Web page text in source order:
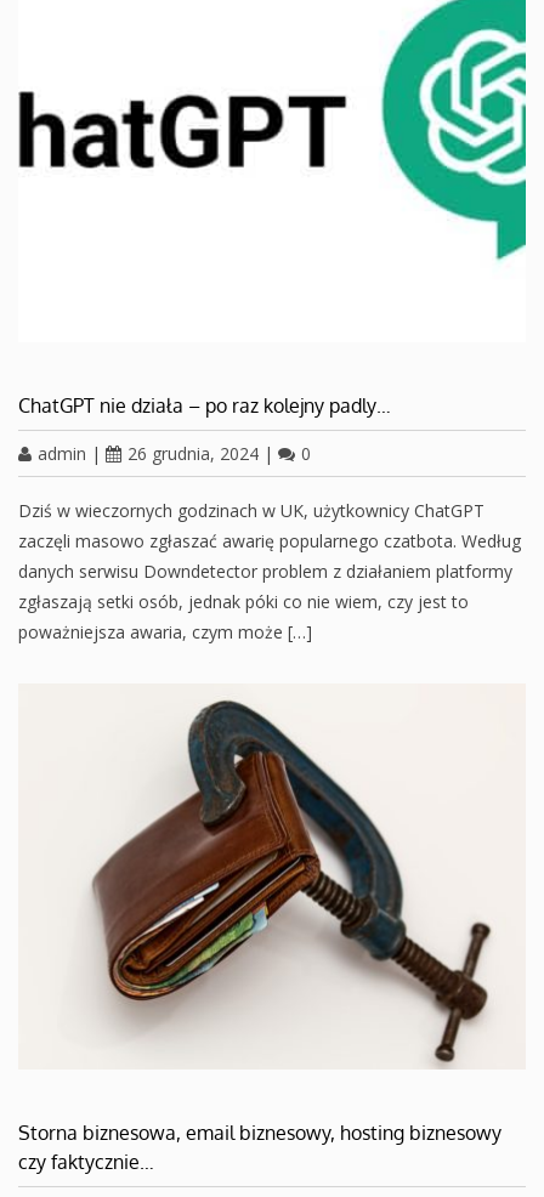
ChatGPT nie działa – po raz kolejny padly…
admin | 26 grudnia, 2024 | 0
Dziś w wieczornych godzinach w UK, użytkownicy ChatGPT
zaczęli masowo zgłaszać awarię popularnego czatbota. Według
danych serwisu Downdetector problem z działaniem platformy
zgłaszają setki osób, jednak póki co nie wiem, czy jest to
poważniejsza awaria, czym może […]
Storna biznesowa, email biznesowy, hosting biznesowy
czy faktycznie…